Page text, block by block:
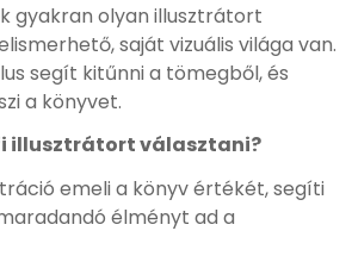
gyakran olyan illusztrátort
saját vizuális világa van.
segít kitűnni a tömegből, és
a könyvet.
illusztrátort választani?
emeli a könyv értékét, segíti
élményt ad a